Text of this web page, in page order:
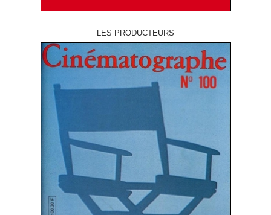
LES PRODUCTEURS